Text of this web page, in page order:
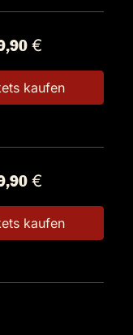
€
kaufen
€
kaufen